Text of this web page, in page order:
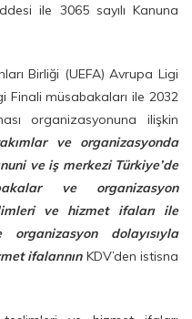
ile 3065 sayılı Kanuna
Birliği (UEFA) Avrupa Ligi
Finali müsabakaları ile 2032
organizasyonuna ilişkin
ve organizasyonda
ve iş merkezi Türkiye’de
ve organizasyon
ve hizmet ifaları ile
dolayısıyla
ifalarınınKDV’den istisna